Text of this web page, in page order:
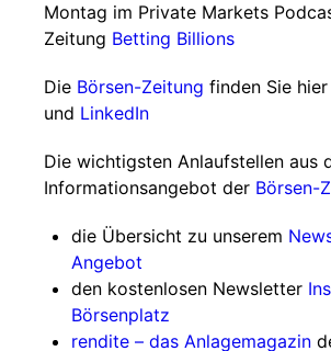
Montag im Private Markets
Zeitung Betting Billions
Die Börsen-Zeitung finden Sie
und LinkedIn
Die wichtigsten Anlaufstellen aus
Informationsangebot der Börsen-
die Übersicht zu unserem
Angebot
den kostenlosen Newsletter
Börsenplatz
rendite – das Anlagemagazin